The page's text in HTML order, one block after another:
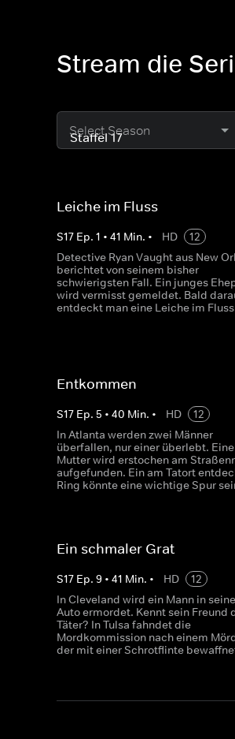
Stream die
Select Season
Leiche im Fluss
S17 Ep. 1 • 41 Min. • HD
12
Detective Ryan Vaught aus New
berichtet von seinem bisher
schwierigsten Fall. Ein junges
wird vermisst gemeldet. Bald
entdeckt man eine Leiche im
Entkommen
S17 Ep. 5 • 40 Min. • HD
12
In Atlanta werden zwei Männer
überfallen, nur einer überlebt. Eine
Mutter wird erstochen am
aufgefunden. Ein am Tatort
Ring könnte eine wichtige Spur
Ein schmaler Grat
S17 Ep. 9 • 41 Min. • HD
12
In Cleveland wird ein Mann in
Auto ermordet. Kennt sein Freund
Täter? In Tulsa fahndet die
Mordkommission nach einem
der mit einer Schrotflinte